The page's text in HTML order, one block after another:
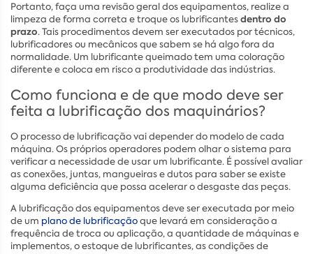
Portanto, faça uma revisão geral dos equipamentos, realize a
limpeza de forma correta e troque os lubrificantesdentro do
prazo. Tais procedimentos devem ser executados por técnicos,
lubrificadores ou mecânicos que sabem se há algo fora da
normalidade. Um lubrificante queimado tem uma coloração
diferente e coloca em risco a produtividade das indústrias.
Como funciona e de que modo deve ser
feita a lubrificação dos maquinários?
O processo de lubrificação vai depender do modelo de cada
máquina. Os próprios operadores podem olhar o sistema para
verificar a necessidade de usar um lubrificante. É possível avaliar
as conexões, juntas, mangueiras e dutos para saber se existe
alguma deficiência que possa acelerar o desgaste das peças.
A lubrificação dos equipamentos deve ser executada por meio
de um plano de lubrificaçãoque levará em consideração a
frequência de troca ou aplicação, a quantidade de máquinas e
implementos, o estoque de lubrificantes, as condições de